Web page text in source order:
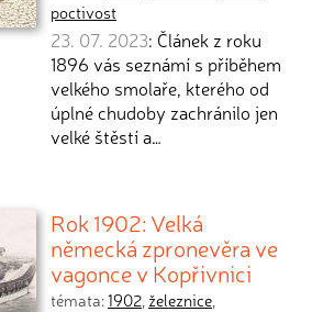
poctivost
23. 07. 2023: Článek z roku
1896 vás seznámí s příběhem
velkého smolaře, kterého od
úplné chudoby zachránilo jen
velké štěstí a…
Rok 1902: Velká
německá zpronevěra ve
vagonce v Kopřivnici
témata:1902, železnice,